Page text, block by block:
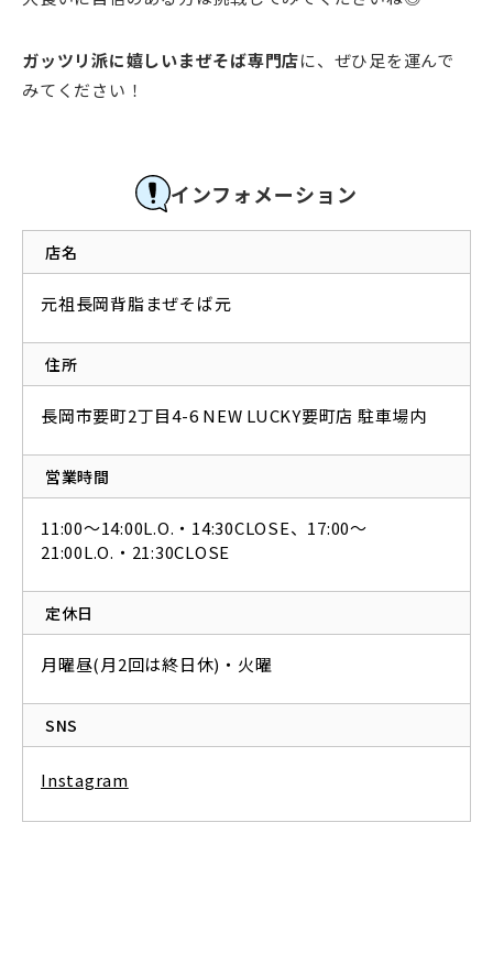
ガッツリ派に嬉しいまぜそば専門店に、ぜひ足を運んで
みてください！
インフォメーション
店名
元祖長岡背脂まぜそば元
住所
長岡市要町2丁目4-6 NEW LUCKY要町店 駐車場内
営業時間
11:00～14:00L.O.・14:30CLOSE、17:00～
21:00L.O.・21:30CLOSE
定休日
月曜昼(月2回は終日休)・火曜
SNS
Instagram